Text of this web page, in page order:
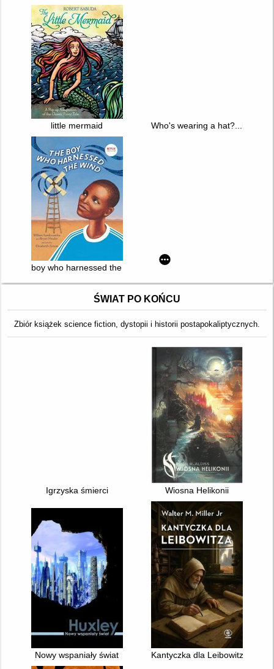
little mermaid Who's wearing a hat?...is it the
boy who harnessed the wind
ŚWIAT PO KOŃCU
Zbiór książek science fiction, dystopii i historii postapokaliptycznych.
Igrzyska śmierci Wiosna Helikonii
Nowy wspaniały świat Kantyczka dla Leibowitza